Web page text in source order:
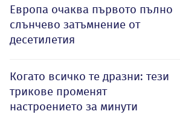
Европа очаква първото пълно
слънчево затъмнение от
десетилетия
Когато всичко те дразни: тези
трикове променят
настроението за минути